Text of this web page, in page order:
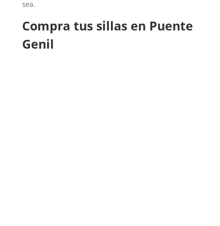
sea.
Compra tus sillas en Puente
Genil